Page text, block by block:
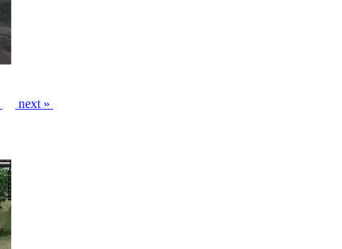
next »